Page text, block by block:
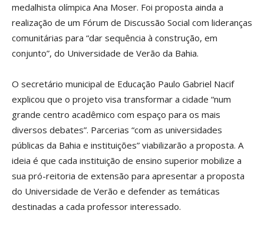
medalhista olímpica Ana Moser. Foi proposta ainda a
realização de um Fórum de Discussão Social com lideranças
comunitárias para “dar sequência à construção, em
conjunto”, do Universidade de Verão da Bahia.
O secretário municipal de Educação Paulo Gabriel Nacif
explicou que o projeto visa transformar a cidade “num
grande centro acadêmico com espaço para os mais
diversos debates”. Parcerias “com as universidades
públicas da Bahia e instituições” viabilizarão a proposta. A
ideia é que cada instituição de ensino superior mobilize a
sua pró-reitoria de extensão para apresentar a proposta
do Universidade de Verão e defender as temáticas
destinadas a cada professor interessado.